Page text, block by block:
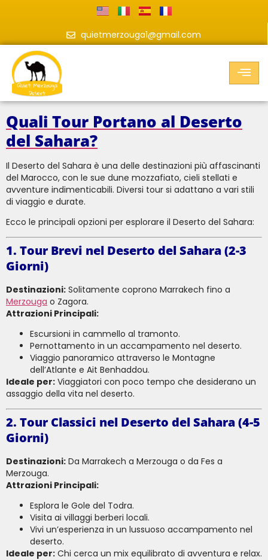
quietmerzouga1@gmail.com
Quali Tour Portano al Deserto
del Sahara?
Il Deserto del Sahara è una delle destinazioni più affascinanti
del Marocco, con le sue dune mozzafiato, cieli stellati e
avventure indimenticabili. Diversi tour si adattano a vari stili
di viaggio e durate.
Ecco le principali opzioni per esplorare il Deserto del Sahara:
1. Tour Brevi nel Deserto del Sahara (2-3
Giorni)
Destinazioni: Solitamente coprono Marrakech fino a
Merzouga o Zagora.
Attrazioni Principali:
Escursioni in cammello al tramonto.
Pernottamento in un accampamento nel deserto.
Viaggio panoramico attraverso le Montagne
dell’Atlante e Ait Benhaddou.
Ideale per: Viaggiatori con poco tempo che desiderano un
assaggio della vita nel deserto.
2. Tour Classici nel Deserto del Sahara (4-5
Giorni)
Destinazioni: Da Marrakech a Merzouga o da Fes a
Merzouga.
Attrazioni Principali:
Esplora le Gole del Todra.
Visita ai villaggi berberi locali.
Vivi un’esperienza in un lussuoso accampamento nel
deserto.
Ideale per: Chi cerca un mix equilibrato di avventura e relax.